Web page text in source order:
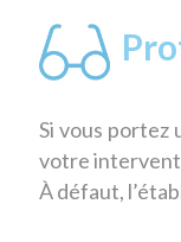
Si vous portez
votre
À défaut,